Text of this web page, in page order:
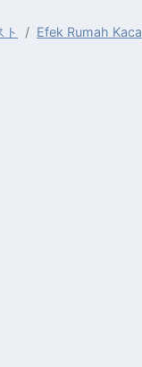
ト Efek Rumah Kaca